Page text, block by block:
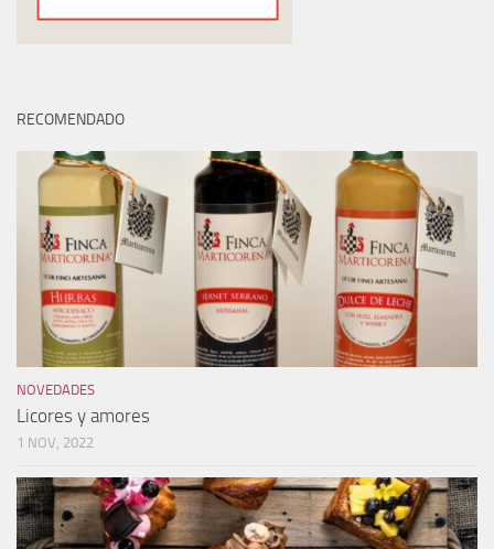
RECOMENDADO
NOVEDADES
Licores y amores
1 NOV, 2022